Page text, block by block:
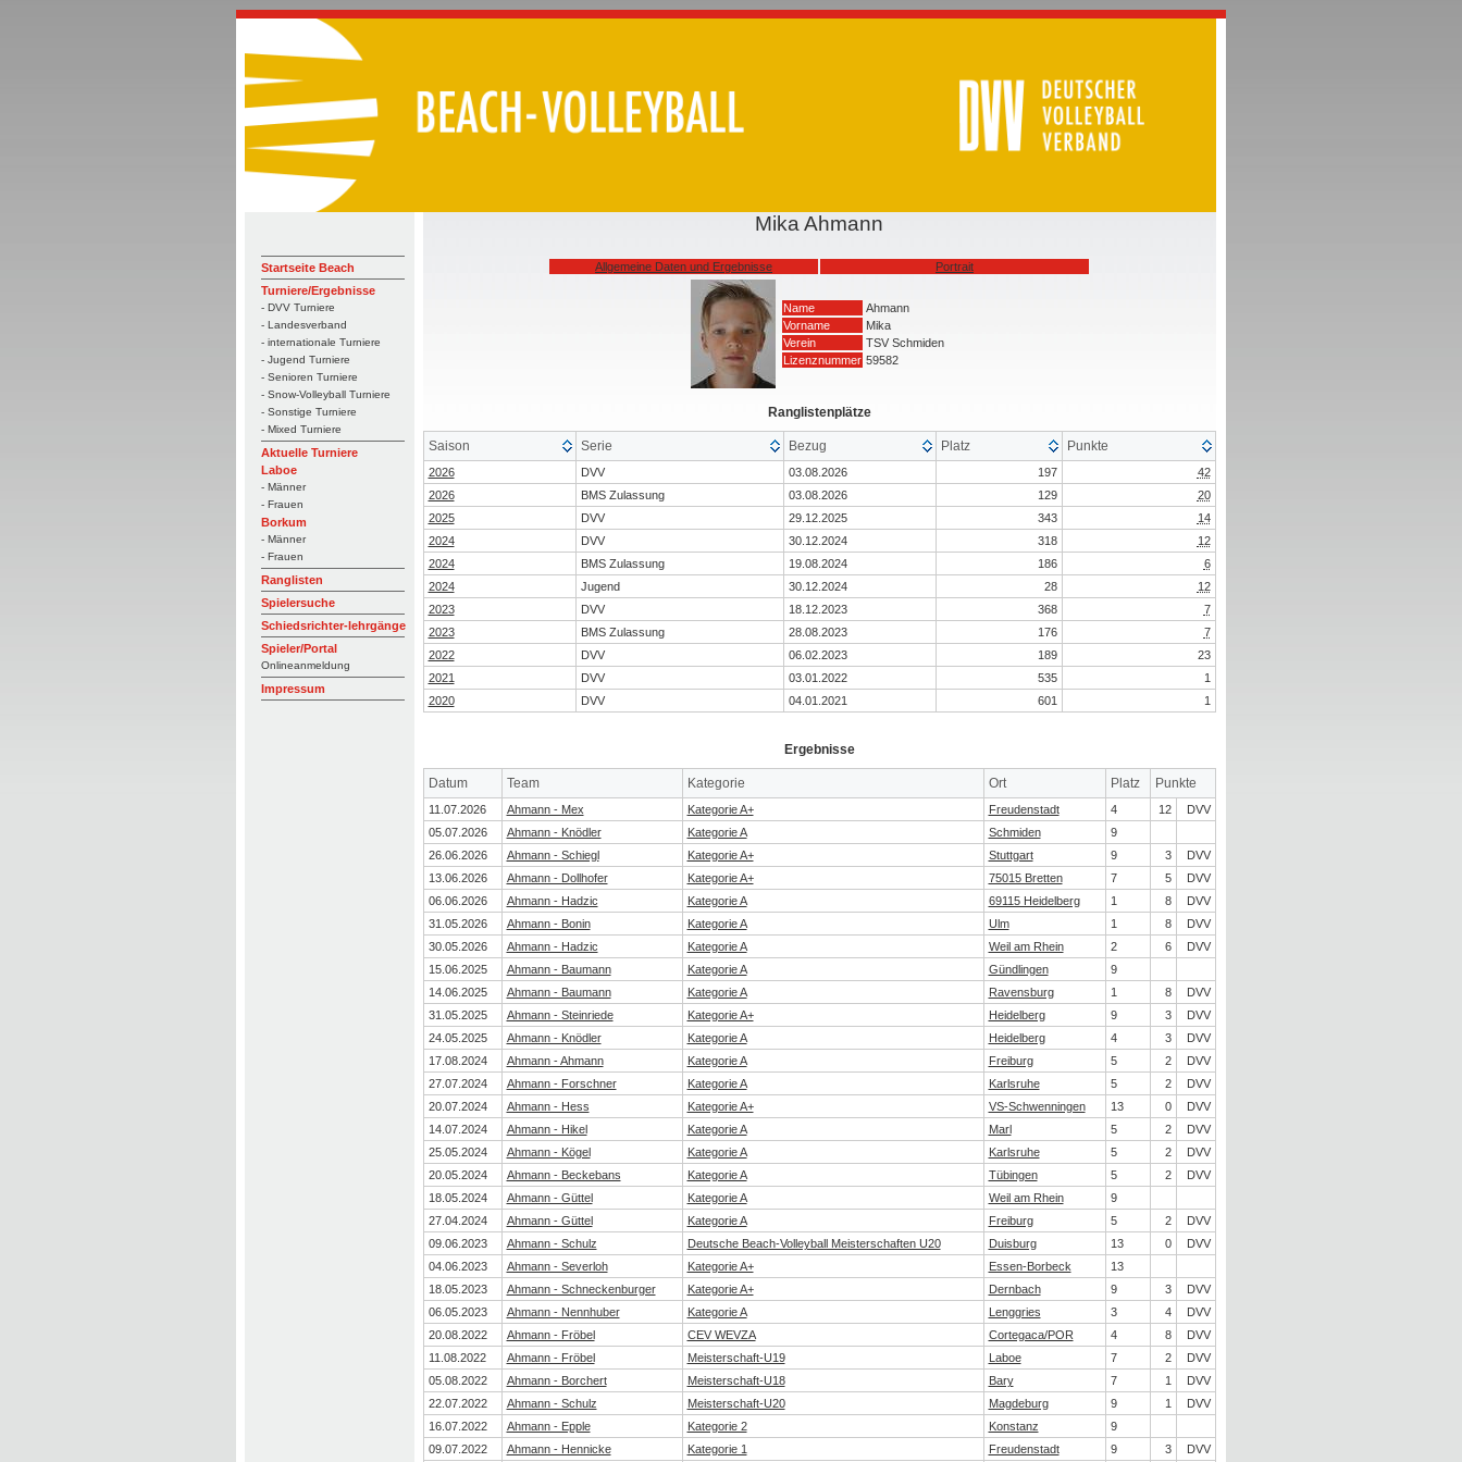
Startseite Beach
Turniere/Ergebnisse
- DVV Turniere
- Landesverband
- internationale Turniere
- Jugend Turniere
- Senioren Turniere
- Snow-Volleyball Turniere
- Sonstige Turniere
- Mixed Turniere
Aktuelle Turniere
Laboe
- Männer
- Frauen
Borkum
- Männer
- Frauen
Ranglisten
Spielersuche
Schiedsrichter-lehrgänge
Spieler/Portal
Onlineanmeldung
Impressum
Mika Ahmann
Allgemeine Daten und Ergebnisse Portrait
Name
Ahmann
Vorname
Mika
Verein
TSV Schmiden
Lizenznummer 59582
Ranglistenplätze
Saison Serie Bezug Platz Punkte
2026 DVV 03.08.2026 197
42
2026
BMS Zulassung 03.08.2026 129
20
2025
DVV 29.12.2025 343
14
2024
DVV 30.12.2024 318
12
2024
BMS Zulassung 19.08.2024 186
6
2024
Jugend 30.12.2024 28
12
2023
DVV 18.12.2023 368
7
2023
BMS Zulassung 28.08.2023 176
7
2022
DVV 06.02.2023 189
23
2021
DVV 03.01.2022 535
1
2020
DVV 04.01.2021 601 1
Ergebnisse
Datum Team Kategorie Ort Platz Punkte
11.07.2026 Ahmann - Mex Kategorie A+ Freudenstadt 4 12
DVV
05.07.2026
Ahmann - Knödler Kategorie A Schmiden
9
26.06.2026
Ahmann - Schiegl Kategorie A+ Stuttgart 9 3
DVV
13.06.2026
Ahmann - Dollhofer Kategorie A+ 75015 Bretten 7 5
DVV
06.06.2026
Ahmann - Hadzic Kategorie A 69115 Heidelberg 1 8
DVV
31.05.2026
Ahmann - Bonin Kategorie A Ulm 1 8
DVV
30.05.2026
Ahmann - Hadzic Kategorie A Weil am Rhein 2 6
DVV
15.06.2025
Ahmann - Baumann Kategorie A Gündlingen
9
14.06.2025
Ahmann - Baumann Kategorie A Ravensburg 1 8
DVV
31.05.2025
Ahmann - Steinriede Kategorie A+ Heidelberg 9 3
DVV
24.05.2025
Ahmann - Knödler Kategorie A Heidelberg 4 3
DVV
17.08.2024
Ahmann - Ahmann Kategorie A Freiburg 5 2
DVV
27.07.2024
Ahmann - Forschner Kategorie A Karlsruhe 5 2
DVV
20.07.2024
Ahmann - Hess Kategorie A+ VS-Schwenningen 13 0
DVV
14.07.2024
Ahmann - Hikel Kategorie A Marl 5 2
DVV
25.05.2024
Ahmann - Kögel Kategorie A Karlsruhe 5 2
DVV
20.05.2024
Ahmann - Beckebans Kategorie A Tübingen 5 2
DVV
18.05.2024
Ahmann - Güttel Kategorie A Weil am Rhein
9
27.04.2024
Ahmann - Güttel Kategorie A Freiburg 5 2
DVV
09.06.2023
Ahmann - Schulz Deutsche Beach-Volleyball Meisterschaften U20 Duisburg 13 0
DVV
04.06.2023
Ahmann - Severloh Kategorie A+ Essen-Borbeck
13
18.05.2023
Ahmann - Schneckenburger Kategorie A+ Dernbach 9 3
DVV
06.05.2023
Ahmann - Nennhuber Kategorie A Lenggries 3 4
DVV
20.08.2022
Ahmann - Fröbel CEV WEVZA Cortegaca/POR 4 8
DVV
11.08.2022
Ahmann - Fröbel Meisterschaft-U19 Laboe 7 2
DVV
05.08.2022
Ahmann - Borchert Meisterschaft-U18 Bary 7 1
DVV
22.07.2022
Ahmann - Schulz Meisterschaft-U20 Magdeburg 9 1
DVV
16.07.2022
Ahmann - Epple Kategorie 2 Konstanz
9
09.07.2022
Ahmann - Hennicke Kategorie 1 Freudenstadt 9 3 DVV